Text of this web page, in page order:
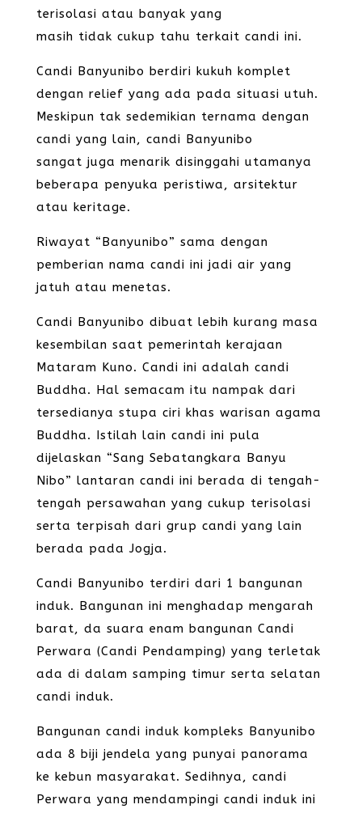
terisolasi atau banyak yang
masih tidak cukup tahu terkait candi ini.
Candi Banyunibo berdiri kukuh komplet
dengan relief yang ada pada situasi utuh.
Meskipun tak sedemikian ternama dengan
candi yang lain, candi Banyunibo
sangat juga menarik disinggahi utamanya
beberapa penyuka peristiwa, arsitektur
atau keritage.
Riwayat “Banyunibo” sama dengan
pemberian nama candi ini jadi air yang
jatuh atau menetas.
Candi Banyunibo dibuat lebih kurang masa
kesembilan saat pemerintah kerajaan
Mataram Kuno. Candi ini adalah candi
Buddha. Hal semacam itu nampak dari
tersedianya stupa ciri khas warisan agama
Buddha. Istilah lain candi ini pula
dijelaskan “Sang Sebatangkara Banyu
Nibo” lantaran candi ini berada di tengah-
tengah persawahan yang cukup terisolasi
serta terpisah dari grup candi yang lain
berada pada Jogja.
Candi Banyunibo terdiri dari 1 bangunan
induk. Bangunan ini menghadap mengarah
barat, da suara enam bangunan Candi
Perwara (Candi Pendamping) yang terletak
ada di dalam samping timur serta selatan
candi induk.
Bangunan candi induk kompleks Banyunibo
ada 8 biji jendela yang punyai panorama
ke kebun masyarakat. Sedihnya, candi
Perwara yang mendampingi candi induk ini